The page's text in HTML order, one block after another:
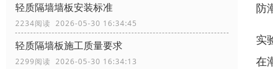
轻质隔墙墙板安装标准
2234阅读 2026-05-30 16:34:45
轻质隔墙板施工质量要求
2299阅读 2026-05-30 16:34:13
防
实
在